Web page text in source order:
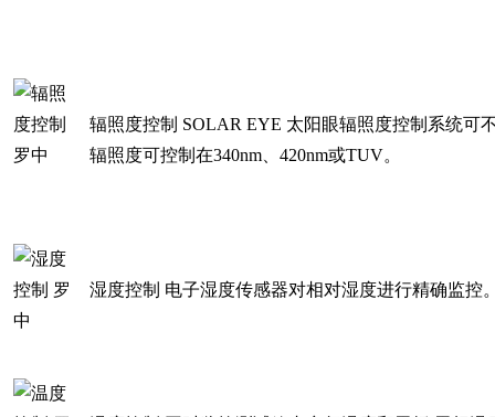
辐照度控制 SOLAR EYE 太阳眼辐照度控制系统可
辐照度可控制在340nm、420nm或TUV。
湿度控制 电子湿度传感器对相对湿度进行精